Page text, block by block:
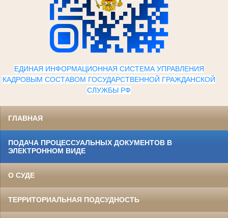
ЕДИНАЯ ИНФОРМАЦИОННАЯ СИСТЕМА УПРАВЛЕНИЯ
КАДРОВЫМ СОСТАВОМ ГОСУДАРСТВЕННОЙ ГРАЖДАНСКОЙ
СЛУЖБЫ РФ
ГЛАВНАЯ
ПОДАЧА ПРОЦЕССУАЛЬНЫХ ДОКУМЕНТОВ В
ЭЛЕКТРОННОМ ВИДЕ
О СУДЕ
ТЕРРИТОРИАЛЬНАЯ ПОДСУДНОСТЬ